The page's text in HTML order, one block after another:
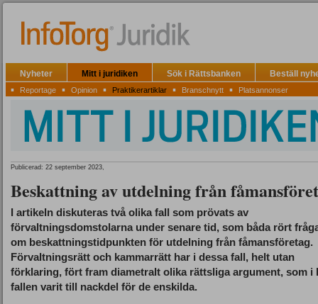
Nyheter Mitt i juridiken Sök i Rättsbanken Beställ
▪ Reportage ▪ Opinion ▪ Praktikerartiklar ▪ Branschnytt ▪ Platsannonser
Publicerad: 22 september 2023,
Beskattning av utdelning från
I artikeln diskuteras två olika fall som prövats av
förvaltningsdomstolarna under senare tid, som båda rört
om beskattningstidpunkten för utdelning från fåmansföretag.
Förvaltningsrätt och kammarrätt har i dessa fall, helt utan
förklaring, fört fram diametralt olika rättsliga argument, som i
fallen varit till nackdel för de enskilda.